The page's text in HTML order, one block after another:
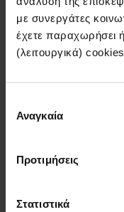
με συνεργάτες
έχετε παραχωρήσει
(λειτουργικά)
συγκατάθεσης
Αναγκαία
Προτιμήσεις
Στατιστικά